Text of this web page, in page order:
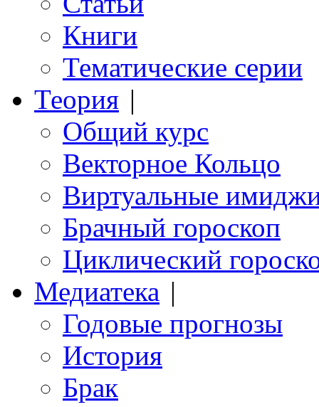
Книги
Тематические серии
Теория |
Общий курс
Векторное Кольцо
Виртуальные
Брачный гороскоп
Циклический
Медиатека |
Годовые прогнозы
История
Брак